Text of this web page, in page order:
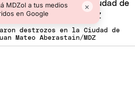
MDZol a tus medios
en Google
×
destrozos en la Ciudad de
Mateo Aberastain/MDZ